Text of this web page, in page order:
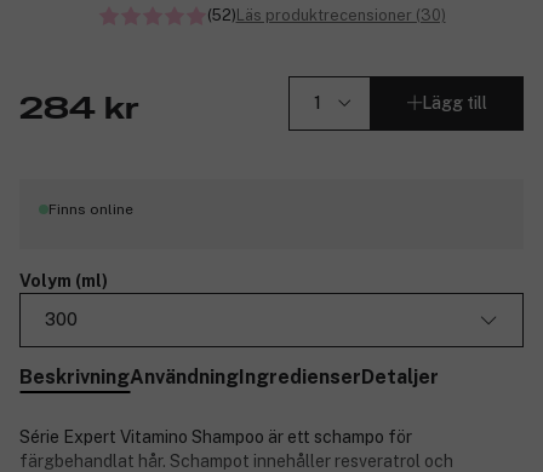
(52)Läs produktrecensioner (30)
284 kr Lägg till
Finns online
Volym (ml)
300
BeskrivningAnvändningIngredienserDetaljer
Série Expert Vitamino Shampoo är ett schampo för
färgbehandlat hår. Schampot innehåller resveratrol och